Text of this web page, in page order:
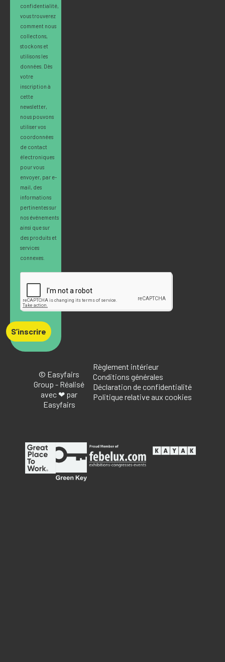
confidentialité,
vous trouverez
comment nous
collectons,
stockons et
utilisons les
données. Dès
votre
inscription à
cette
newsletter,
nous pouvons
utiliser vos
coordonnées
de contact
électroniques
pour vous
envoyer, par e-
mail, des
informations
pertinentes sur
nos événements
ainsi que sur
des produits et
services
connexes.
S’inscrire
© Easyfairs
Group - Réalisé
avec ❤ par
Easyfairs
Règlement intérieur
Conditions générales
Déclaration de confidentialité
Politique relative aux cookies